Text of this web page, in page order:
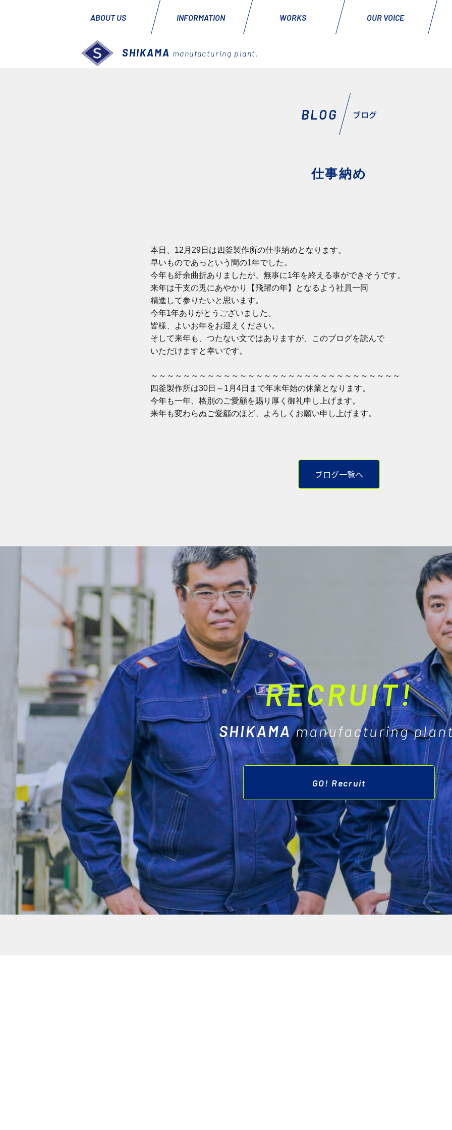
SHIKAMA manufacturing plant.
ABOUT US INFORMATION WORKS OUR VOICE
BLOG ブログ
仕事納め
本日、12月29日は四釜製作所の仕事納めとなります。
早いものであっという間の1年でした。
今年も紆余曲折ありましたが、無事に1年を終える事ができそうです。
来年は干支の兎にあやかり【飛躍の年】となるよう社員一同
精進して参りたいと思います。
今年1年ありがとうございました。
皆様、よいお年をお迎えください。
そして来年も、つたない文ではありますが、このブログを読んで
いただけますと幸いです。
～～～～～～～～～～～～～～～～～～～～～～～～～～～～～～～
四釜製作所は30日～1月4日まで年末年始の休業となります。
今年も一年、格別のご愛顧を賜り厚く御礼申し上げます。
来年も変わらぬご愛顧のほど、よろしくお願い申し上げます。
ブログ一覧へ
RECRUIT!
SHIKAMAmanufacturing
GO! Recruit